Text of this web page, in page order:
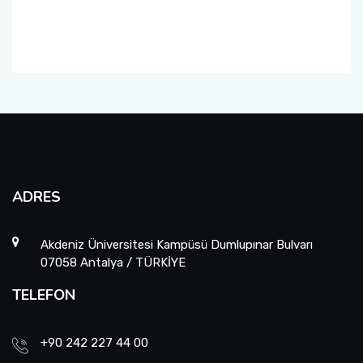
ADRES
Akdeniz Üniversitesi Kampüsü Dumlupınar Bulvarı
07058 Antalya / TÜRKİYE
TELEFON
+90 242 227 44 00